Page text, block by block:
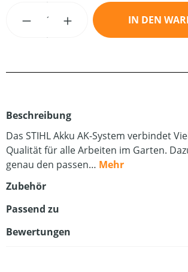
Produkt Anzahl: Gib den
IN DEN
Beschreibung
Das STIHL Akku AK-System verbindet
Qualität für alle Arbeiten im Garten.
genau den passen… Mehr
Zubehör
Passend zu
Bewertungen